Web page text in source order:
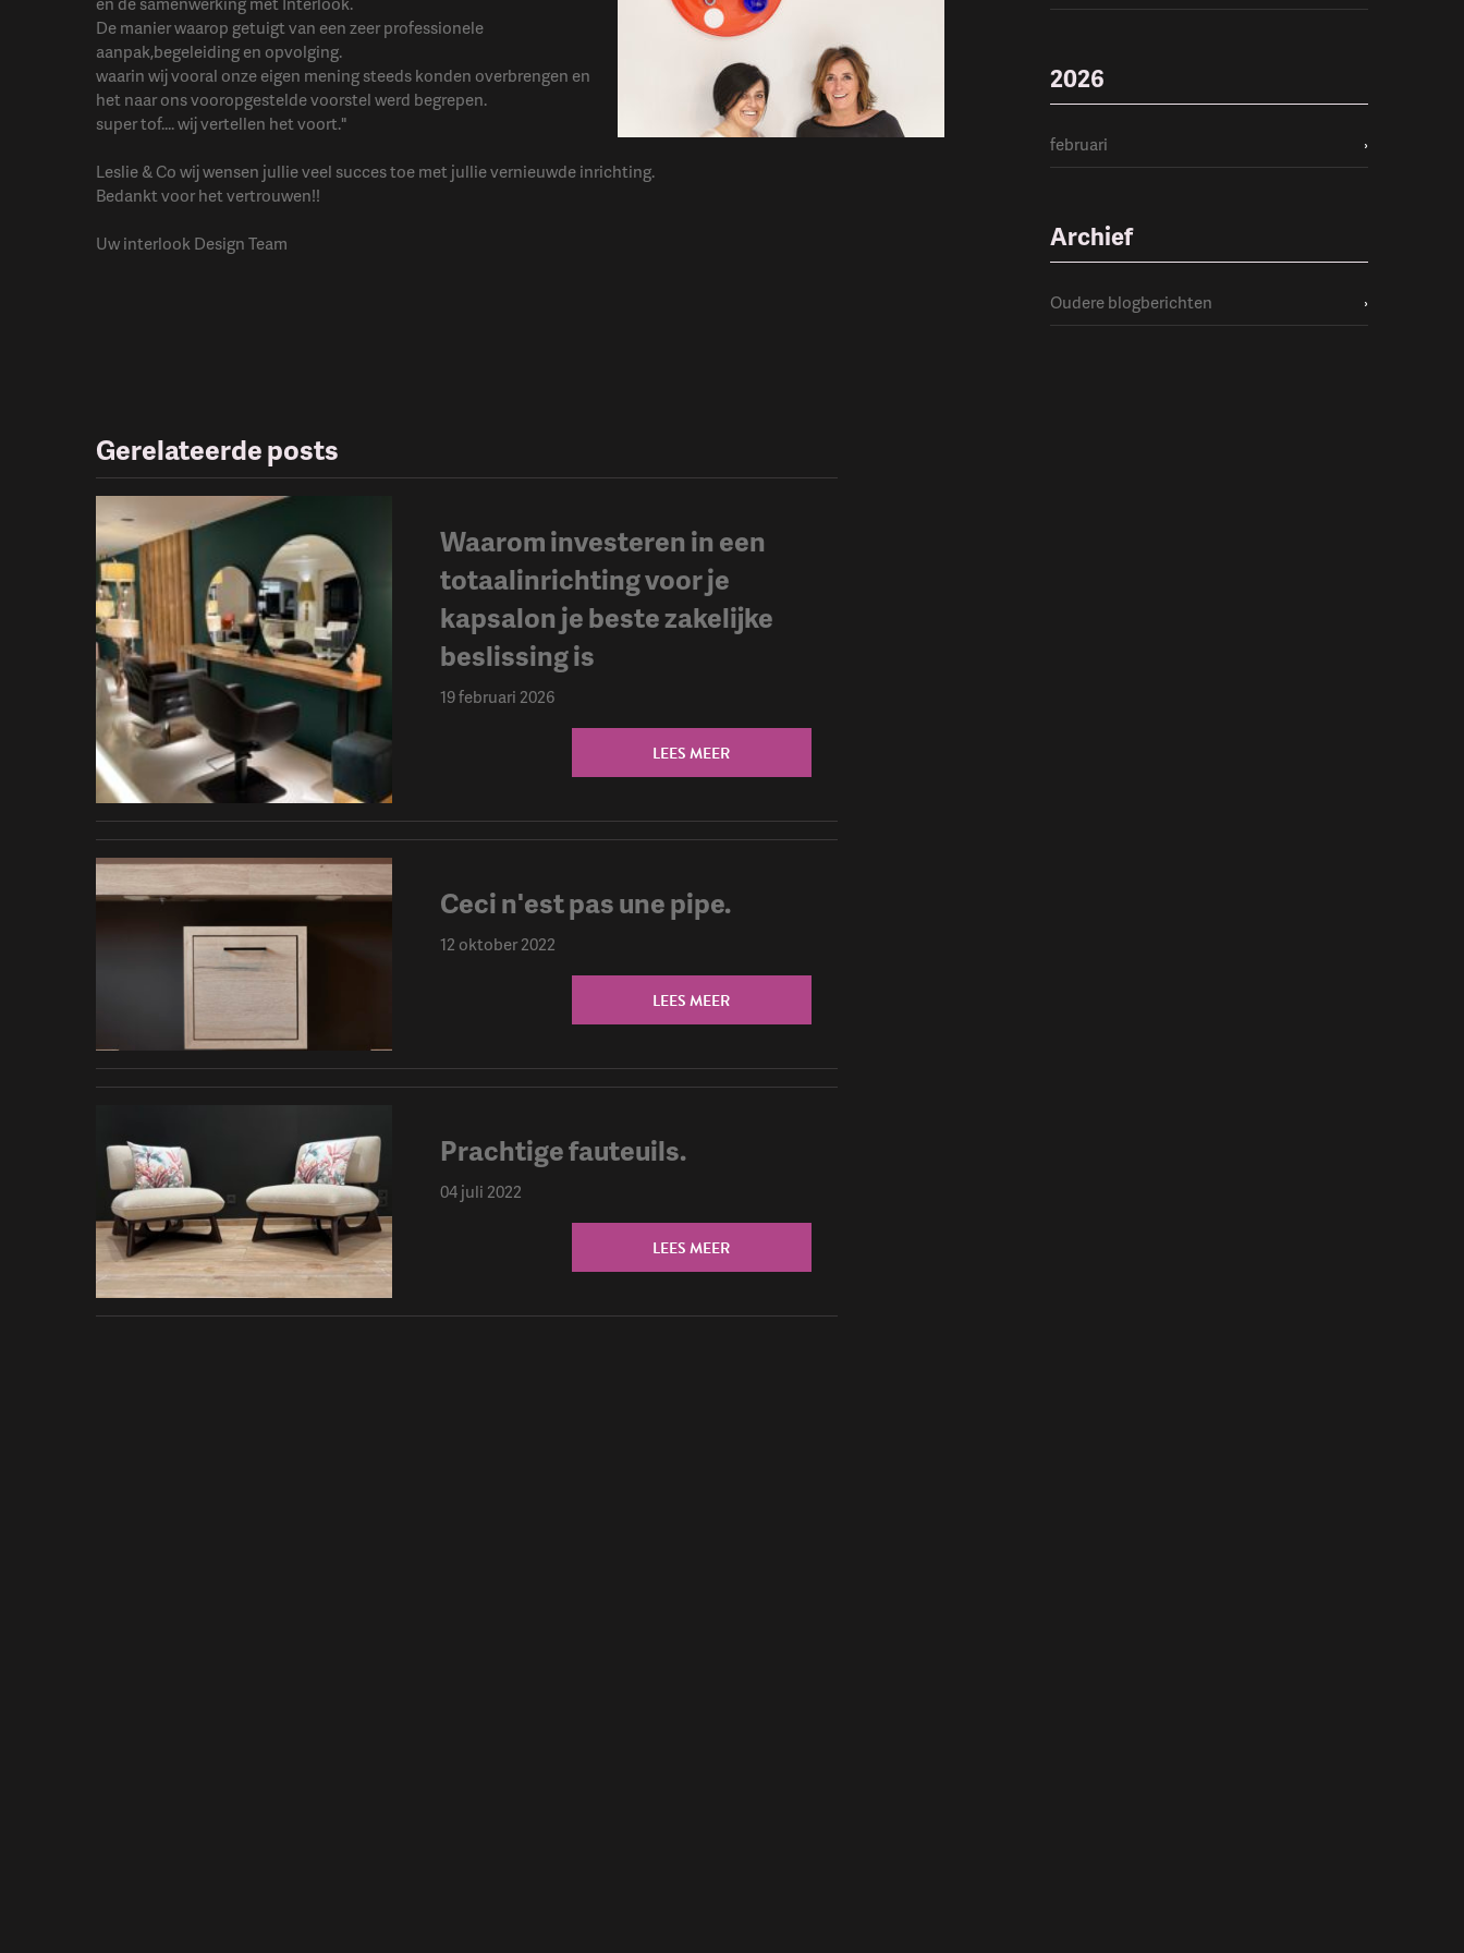
De manier waarop getuigt van een zeer professionele
aanpak,begeleiding en opvolging.
waarin wij vooral onze eigen mening steeds konden overbrengen en
het naar ons vooropgestelde voorstel werd begrepen.
super tof.... wij vertellen het voort."
Leslie & Co wij wensen jullie veel succes toe met jullie vernieuwde inrichting.
Bedankt voor het vertrouwen!!
Uw interlook Design Team
2026
februari ›
Archief
Oudere blogberichten ›
Gerelateerde posts
Waarom investeren in een
totaalinrichting voor je
kapsalon je beste zakelijke
beslissing is
19 februari 2026
LEES MEER
Ceci n'est pas une pipe.
12 oktober 2022
LEES MEER
Prachtige fauteuils.
04 juli 2022
LEES MEER